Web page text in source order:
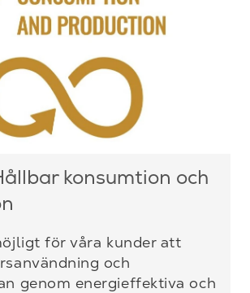
konsumtion och
för våra kunder att
och
genom energieffektiva och